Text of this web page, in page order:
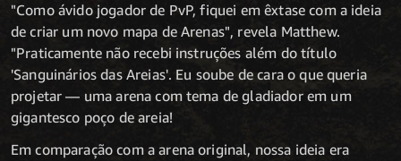
"Como ávido jogador de PvP, fiquei em êxtase com a ideia
de criar um novo mapa de Arenas", revela Matthew.
"Praticamente não recebi instruções além do título
'Sanguinários das Areias'. Eu soube de cara o que queria
projetar — uma arena com tema de gladiador em um
gigantesco poço de areia!
Em comparação com a arena original, nossa ideia era